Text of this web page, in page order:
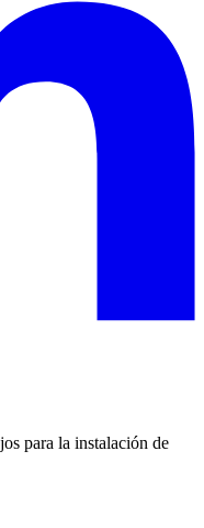
para la instalación de